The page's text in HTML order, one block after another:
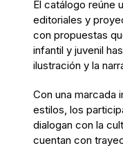
El catálogo reúne
editoriales y
con propuestas
infantil y juvenil
ilustración y la
Con una marcada
estilos, los
dialogan con la
cuentan con